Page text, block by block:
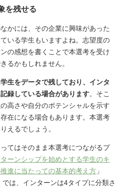
を残せる
かには、その企業に興味があった
いる学生もいますよね。志望度の
の感想を書くことで本選考を受け
るかもしれません。
生をデータで残しており、インタ
録している場合があります。そこ
高さや自分のポテンシャルを示す
在になる場合もあります。本選考
えるでしょう。
てはそのまま本選考につながるプ
ーンシップを始めとする学生のキ
進に当たっての基本的考え方 」
では、インターンは4タイプに分類さ